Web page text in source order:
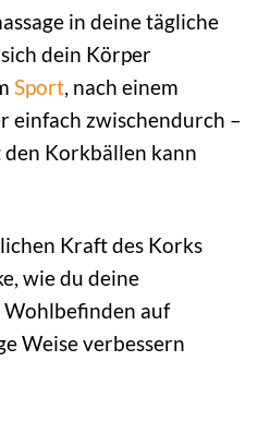
in deine tägliche
dein Körper
Sport, nach einem
einfach zwischendurch –
den Korkbällen kann
Kraft des Korks
wie du deine
auf
Weise verbessern